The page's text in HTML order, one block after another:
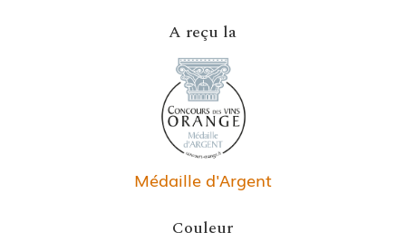
A reçu la
Médaille d'Argent
Couleur